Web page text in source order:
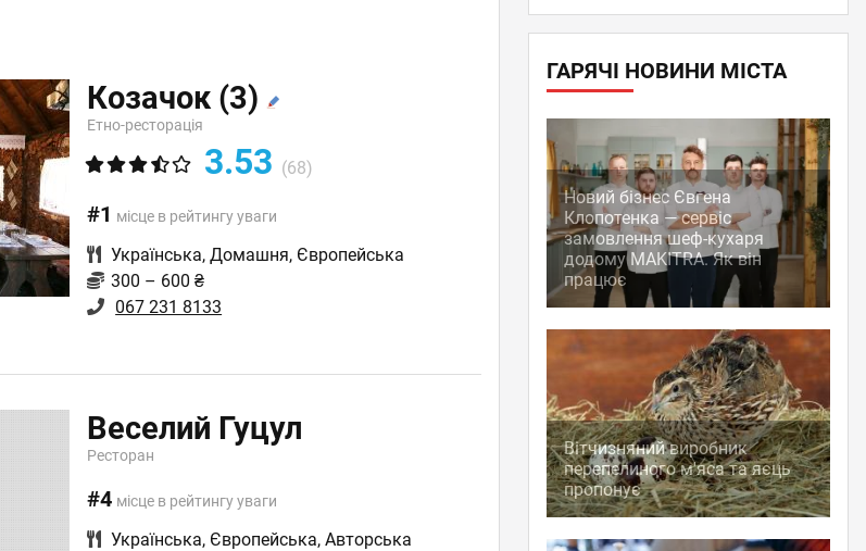
Козачок(3)
Етно-ресторація
3.53 (68)
#1 місце в рейтингу уваги
Українська,Домашня, Європейська
300 – 600 ₴
067 231 8133
Веселий Гуцул
Ресторан
#4 місце в рейтингу уваги
Українська, Європейська,Авторська
ГАРЯЧІ НОВИНИ МІСТА
Новий бізнес Євгена
Клопотенка — сервіс
замовлення шеф-кухаря
додому MAKITRA. Як він
працює
Вітчизняний виробник
перепелиного м'яса та яєць
пропонує